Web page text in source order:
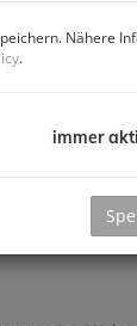
Nähere
.
immer